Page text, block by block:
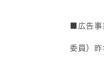
■広告
委員）